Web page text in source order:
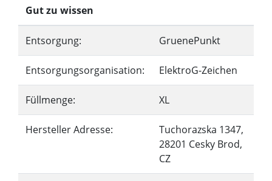
Gut zu wissen
Entsorgung: GruenePunkt
Entsorgungsorganisation: ElektroG-Zeichen
Füllmenge: XL
Hersteller Adresse:
Tuchorazska 1347,
28201 Cesky Brod,
CZ